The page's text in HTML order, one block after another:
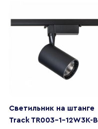
Светильник на штанге
Track TR003-1-12W3K-B